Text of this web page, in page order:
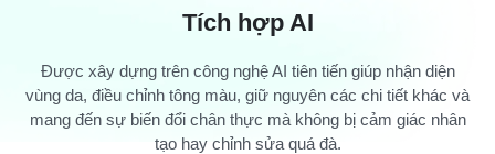
Tích hợp AI
Được xây dựng trên công nghệ AI tiên tiến giúp nhận diện
vùng da, điều chỉnh tông màu, giữ nguyên các chi tiết khác và
mang đến sự biến đổi chân thực mà không bị cảm giác nhân
tạo hay chỉnh sửa quá đà.